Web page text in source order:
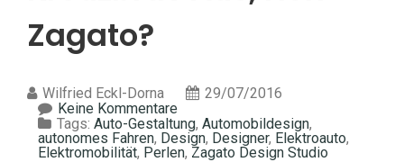
Zagato?
Wilfried Eckl-Dorna
29/07/2016
Keine Kommentare
Tags: Auto-Gestaltung, Automobildesign,
autonomes Fahren, Design, Designer, Elektroauto,
Elektromobilität, Perlen, Zagato Design Studio